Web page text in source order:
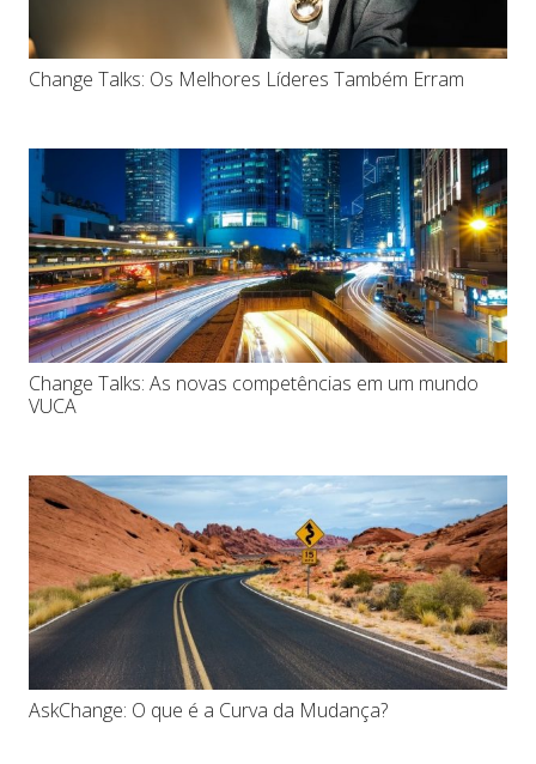
Change Talks: Os Melhores Líderes Também Erram
Change Talks: As novas competências em um mundo
VUCA
AskChange: O que é a Curva da Mudança?